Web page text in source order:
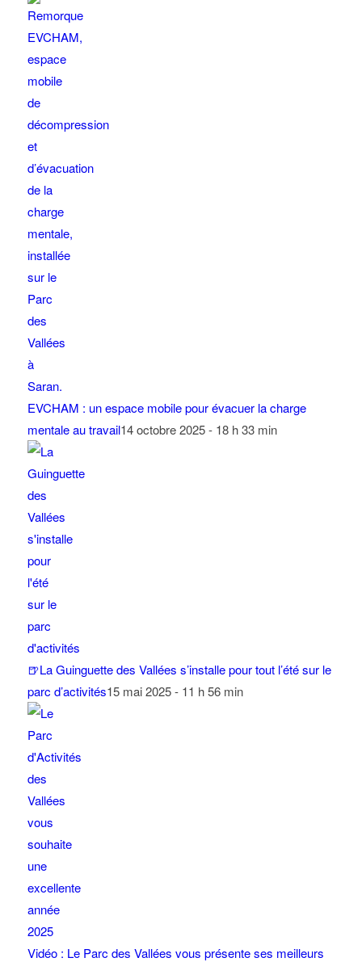
EVCHAM : un espace mobile pour évacuer la charge
mentale au travail14 octobre 2025 - 18 h 33 min
🍺La Guinguette des Vallées s’installe pour tout l’été sur le
parc d’activités15 mai 2025 - 11 h 56 min
Vidéo : Le Parc des Vallées vous présente ses meilleurs